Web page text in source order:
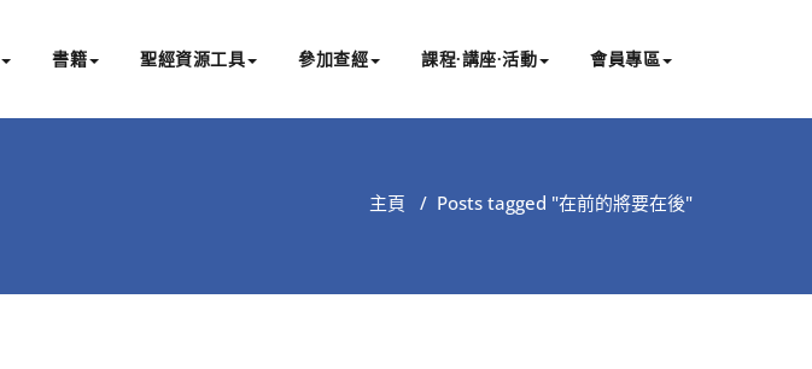
書籍 聖經資源工具 參加查經 課程∙講座∙活動 會員專區
主頁 / Posts tagged "在前的將要在後"